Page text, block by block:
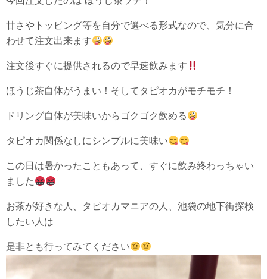
甘さやトッピング等を自分で選べる形式なので、気分に合
わせて注文出来ます
注文後すぐに提供されるので早速飲みます
ほうじ茶自体がうまい！そしてタピオカがモチモチ！
ドリング自体が美味いからゴクゴク飲める
タピオカ関係なしにシンプルに美味い
この日は暑かったこともあって、すぐに飲み終わっちゃい
ました
お茶が好きな人、タピオカマニアの人、池袋の地下街探検
したい人は
是非とも行ってみてください